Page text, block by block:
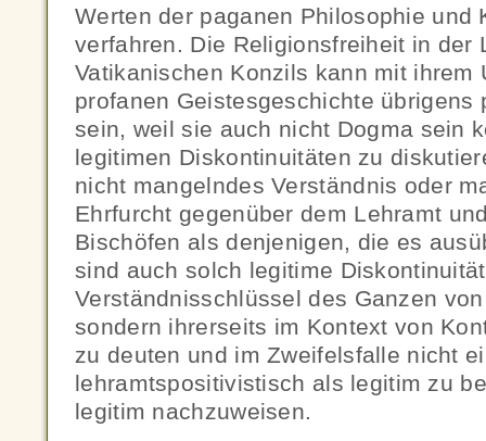
Werten der paganen Philosophie und
verfahren. Die Religionsfreiheit in der
Vatikanischen Konzils kann mit ihrem
profanen Geistesgeschichte übrigens
sein, weil sie auch nicht Dogma sein
legitimen Diskontinuitäten zu
nicht mangelndes Verständnis oder
Ehrfurcht gegenüber dem Lehramt
Bischöfen als denjenigen, die es
sind auch solch legitime
Verständnisschlüssel des Ganzen
sondern ihrerseits im Kontext von
zu deuten und im Zweifelsfalle nicht
lehramtspositivistisch als legitim zu
legitim nachzuweisen.